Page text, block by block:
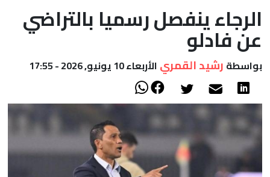
أعمدة
الرجاء ينفصل رسميا بالتراضي
عن فادلو
بواسطة رشيد القمري الأربعاء 10 يونيو, 2026 - 17:55